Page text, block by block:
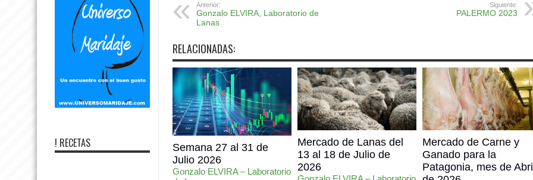
Anterior:
Gonzalo ELVIRA, Laboratorio de
Lanas
Siguiente:
PALERMO 2023
RELACIONADAS:
Semana 27 al 31 de
Julio 2026
Gonzalo ELVIRA – Laboratorio
Mercado de Lanas del
13 al 18 de Julio de
2026
Mercado de Carne y
Ganado para la
Patagonia, mes de
! RECETAS